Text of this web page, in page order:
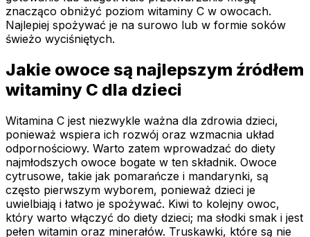
znacząco obniżyć poziom witaminy C w owocach.
Najlepiej spożywać je na surowo lub w formie soków
świeżo wyciśniętych.
Jakie owoce są najlepszym źródłem
witaminy C dla dzieci
Witamina C jest niezwykle ważna dla zdrowia dzieci,
ponieważ wspiera ich rozwój oraz wzmacnia układ
odpornościowy. Warto zatem wprowadzać do diety
najmłodszych owoce bogate w ten składnik. Owoce
cytrusowe, takie jak pomarańcze i mandarynki, są
często pierwszym wyborem, ponieważ dzieci je
uwielbiają i łatwo je spożywać. Kiwi to kolejny owoc,
który warto włączyć do diety dzieci; ma słodki smak i jest
pełen witamin oraz minerałów. Truskawki, które są nie